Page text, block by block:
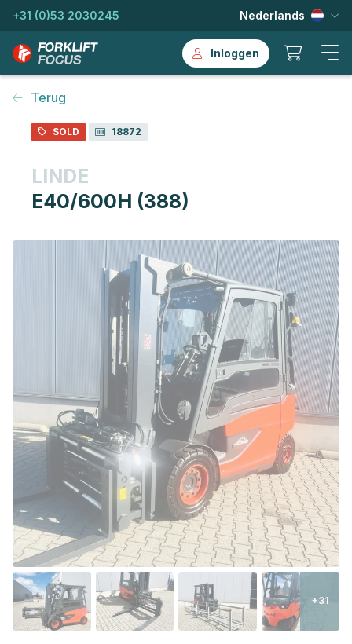
+31 (0)53 2030245 Nederlands
Inloggen
Terug
SOLD 18872
LINDE
E40/600H (388)
+31